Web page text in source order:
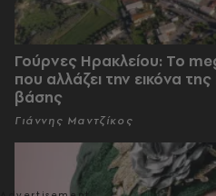
Γούρνες Ηρακλείου: To
που αλλάζει την εικόνα
βάσης
Γιάννης Μαντζίκος